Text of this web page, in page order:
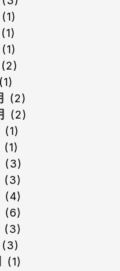
(1)
(1)
(1)
(2)
(1)
(2)
(2)
(1)
(1)
(3)
(3)
(4)
(6)
(3)
(3)
(1)